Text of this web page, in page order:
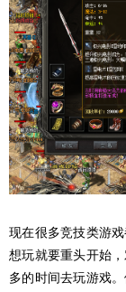
现在很多竞技类游
想玩就要重头开始
多的时间去玩游戏